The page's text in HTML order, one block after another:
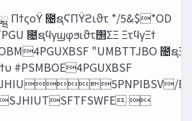
೔ຊϥγϣφϧιϑτ΢ΣΞ ΞτϥγΞϯ
"UMBTTJBO ೔ຊ
#PSMBOE4PGUXBSF
